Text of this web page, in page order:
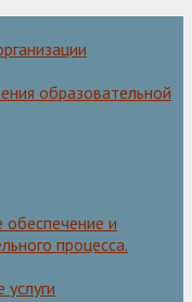
образовательной
и
процесса.